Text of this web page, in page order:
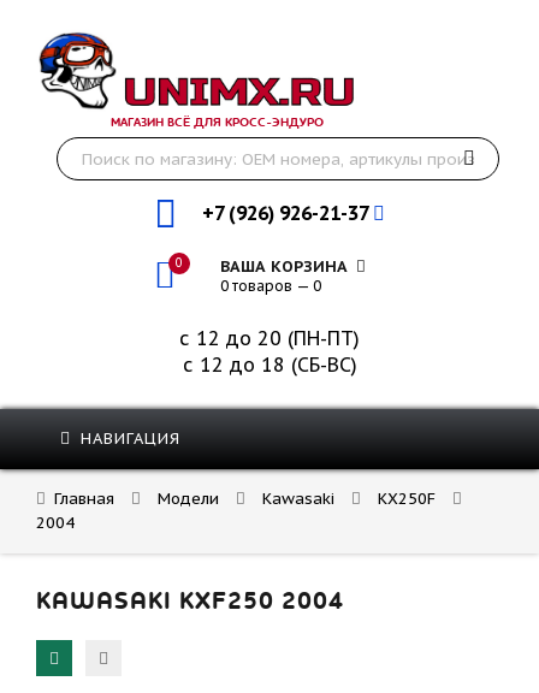
МАГАЗИН ВСЁ ДЛЯ КРОСС-ЭНДУРО
+7 (926) 926-21-37
0 ВАША КОРЗИНА
0 товаров — 0
с 12 до 20 (ПН-ПТ)
с 12 до 18 (СБ-ВС)
НАВИГАЦИЯ
Главная Модели Kawasaki
KX250F
2004
KAWASAKI KXF250 2004